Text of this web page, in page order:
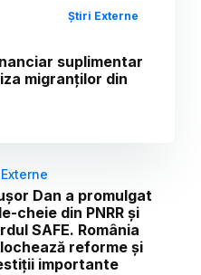
Știri Externe
suplimentar
migranților din
Dan a promulgat
cheie din PNRR și
SAFE. România
reforme și
importante